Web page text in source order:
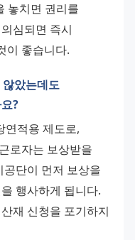
놓치면 권리를
심되면 즉시
이 좋습니다.
았는데도
?
연적용 제도로,
로자는 보상받을
단이 먼저 보상을
행사하게 됩니다.
재 신청을 포기하지